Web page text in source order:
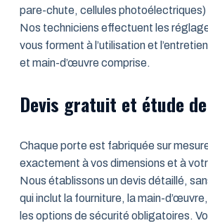
pare-chute, cellules photoélectriques)
Nos techniciens effectuent les
vous forment à l’utilisation et
et main-d’œuvre comprise.
Devis gratuit et étude
Chaque porte est fabriquée sur
exactement à vos dimensions et à
Nous établissons un devis détaillé,
qui inclut la fourniture, la main-
les options de sécurité obligatoires.